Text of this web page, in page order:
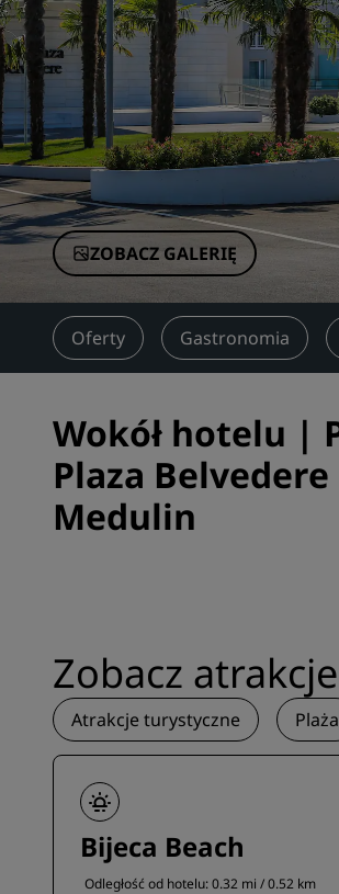
Marki stowarzyszone w Chinach
ZOBACZ GALERIĘ
Oferty Gastronomia
Wokół hotelu |
Plaza Belvedere
Medulin
Zobacz atrakcje
Atrakcje turystyczne Plaża
Bijeca Beach
Odległość od hotelu: 0.32 mi / 0.52 km